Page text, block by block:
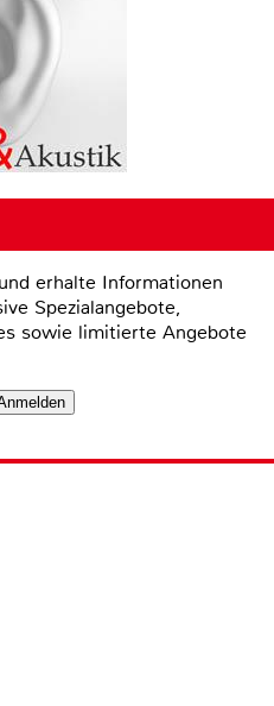
erhalte Informationen
Spezialangebote,
sowie limitierte Angebote